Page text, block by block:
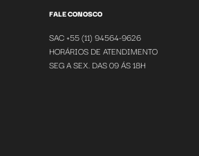
FALE CONOSCO
SAC +55 (11) 94564-9626
HORÁRIOS DE ATENDIMENTO
SEG A SEX. DAS 09 ÁS 18H